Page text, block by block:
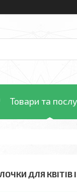
Товари та
ДЛЯ